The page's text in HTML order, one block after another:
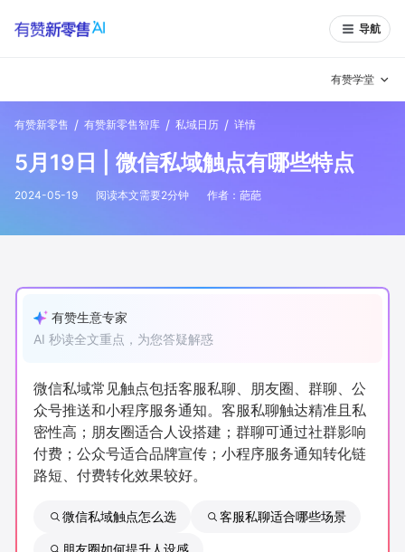
导航
有赞学堂
增长方法
有赞春季发布会 实干家直播间
新零售大会 新零售茶会
新零售私享会 门店经营增长公开课
AllValue 战略合作
增长产品指南
有赞新零售 / 有赞新零售智库 / 私域日历 / 详情
5月19日 | 微信私域触点有哪些特点
2024-05-19 阅读本文需要2分钟 作者： 葩葩
有赞生意专家
AI 秒读全文重点，为您答疑解惑
微信私域常见触点包括客服私聊、朋友圈、群聊、公
众号推送和小程序服务通知。客服私聊触达精准且私
密性高；朋友圈适合人设搭建；群聊可通过社群影响
付费；公众号适合品牌宣传；小程序服务通知转化链
路短、付费转化效果较好。
微信私域触点怎么选 客服私聊适合哪些场景
朋友圈如何提升人设感